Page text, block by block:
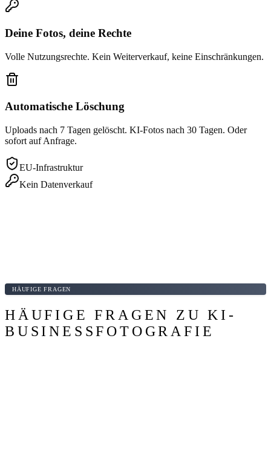
Deine Fotos, deine Rechte
Volle Nutzungsrechte. Kein Weiterverkauf, keine Einschränkungen.
Automatische Löschung
Uploads nach 7 Tagen gelöscht. KI-Fotos nach 30 Tagen. Oder
sofort auf Anfrage.
EU-Infrastruktur
Kein Datenverkauf
HÄUFIGE FRAGEN
HÄUFIGE FRAGEN ZU KI-
BUSINESSFOTOGRAFIE